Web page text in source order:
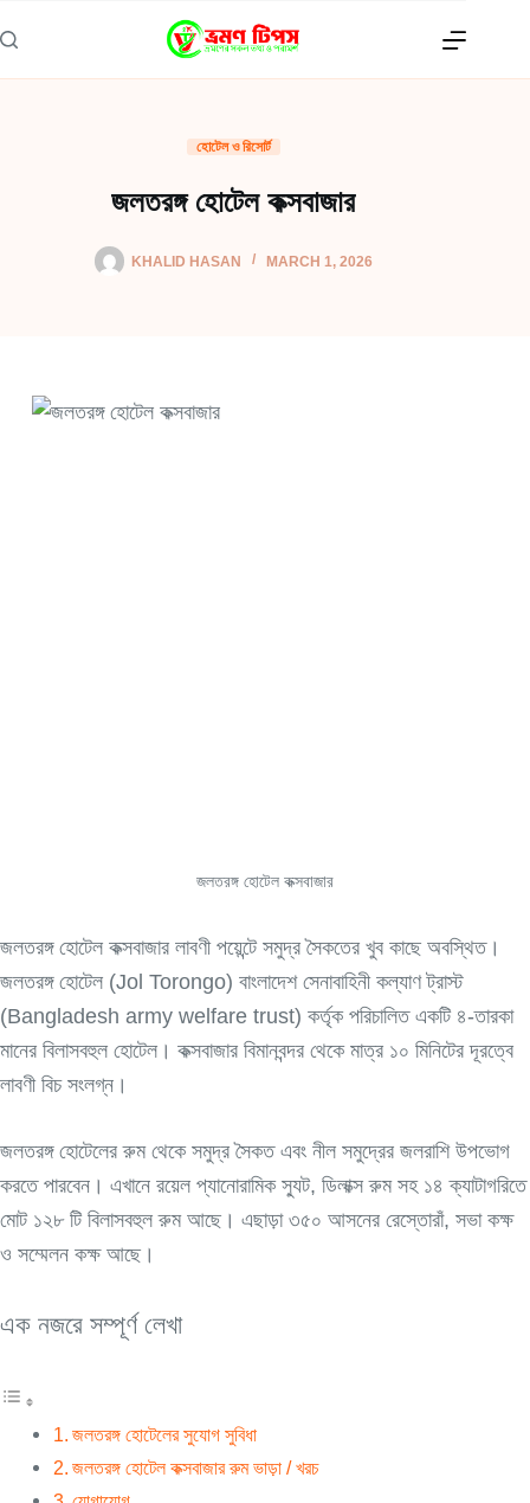
to
content
হোটেল ও রিসোর্ট
জলতরঙ্গ হোটেল কক্সবাজার
KHALID HASAN MARCH 1, 2026
জলতরঙ্গ হোটেল কক্সবাজার
জলতরঙ্গ হোটেল কক্সবাজার লাবণী পয়েন্টে সমুদ্র সৈকতের খুব কাছে অবস্থিত।
জলতরঙ্গ হোটেল (Jol Torongo) বাংলাদেশ সেনাবাহিনী কল্যাণ ট্রাস্ট
(Bangladesh army welfare trust) কর্তৃক পরিচালিত একটি ৪-তারকা
মানের বিলাসবহুল হোটেল। কক্সবাজার বিমানবন্দর থেকে মাত্র ১০ মিনিটের দূরত্বে
লাবণী বিচ সংলগ্ন।
জলতরঙ্গ হোটেলের রুম থেকে সমুদ্র সৈকত এবং নীল সমুদ্রের জলরাশি উপভোগ
করতে পারবেন। এখানে রয়েল প্যানোরামিক স্যুট, ডিলাক্স রুম সহ ১৪ ক্যাটাগরিতে
মোট ১২৮ টি বিলাসবহুল রুম আছে। এছাড়া ৩৫০ আসনের রেস্তোরাঁ, সভা কক্ষ
ও সম্মেলন কক্ষ আছে।
এক নজরে সম্পূর্ণ লেখা
জলতরঙ্গ হোটেলের সুযোগ সুবিধা
জলতরঙ্গ হোটেল কক্সবাজার রুম ভাড়া / খরচ